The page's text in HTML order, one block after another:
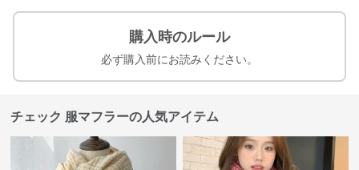
購入時のルール
必ず購入前にお読みください。
チェック 服マフラーの人気アイテム